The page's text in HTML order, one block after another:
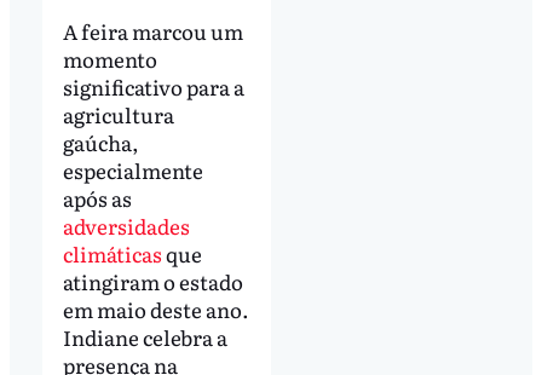
A feira marcou um
momento
significativo para a
agricultura
gaúcha,
especialmente
após as
adversidades
climáticasque
atingiram o estado
em maio deste ano.
Indiane celebra a
presença na